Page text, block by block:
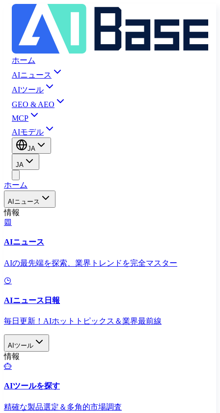
ホーム
AIニュース
AIツール
GEO & AEO
MCP
AIモデル
JA
JA
ホーム
AIニュース
情報
AIニュース
AIの最先端を探索、業界トレンドを完全マスター
AIニュース日報
毎日更新！AIホットトピックス＆業界最前線
AIツール
情報
AIツールを探す
精確な製品選定＆多角的市場調査